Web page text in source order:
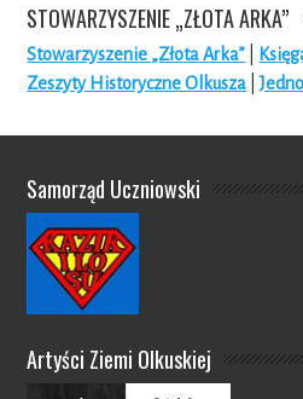
STOWARZYSZENIE „ZŁOTA ARKA”
Stowarzyszenie „Złota Arka”
Zeszyty Historyczne Olkusza |
Samorząd Uczniowski
Artyści Ziemi Olkuskiej